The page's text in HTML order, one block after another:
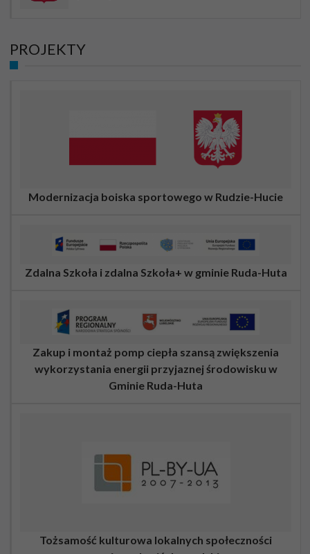
PROJEKTY
Modernizacja boiska sportowego w Rudzie-Hucie
Zdalna Szkoła i zdalna Szkoła+ w gminie Ruda-Huta
Zakup i montaż pomp ciepła szansą zwiększenia
wykorzystania energii przyjaznej środowisku w
Gminie Ruda-Huta
Tożsamość kulturowa lokalnych społeczności